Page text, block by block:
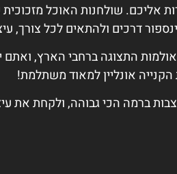
אליכם. שולחנות האוכל
דרכים ולהתאים לכל צורך,
התצוגה ברחבי הארץ, ואתם
אונליין למאוד משתלמת!
ברמה הכי גבוהה, ולקחת את